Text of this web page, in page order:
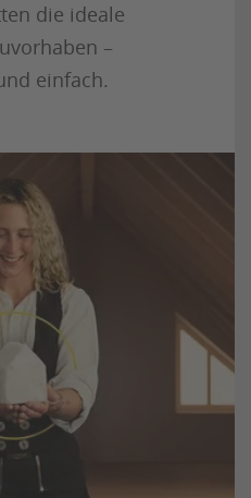
die ideale
–
einfach.